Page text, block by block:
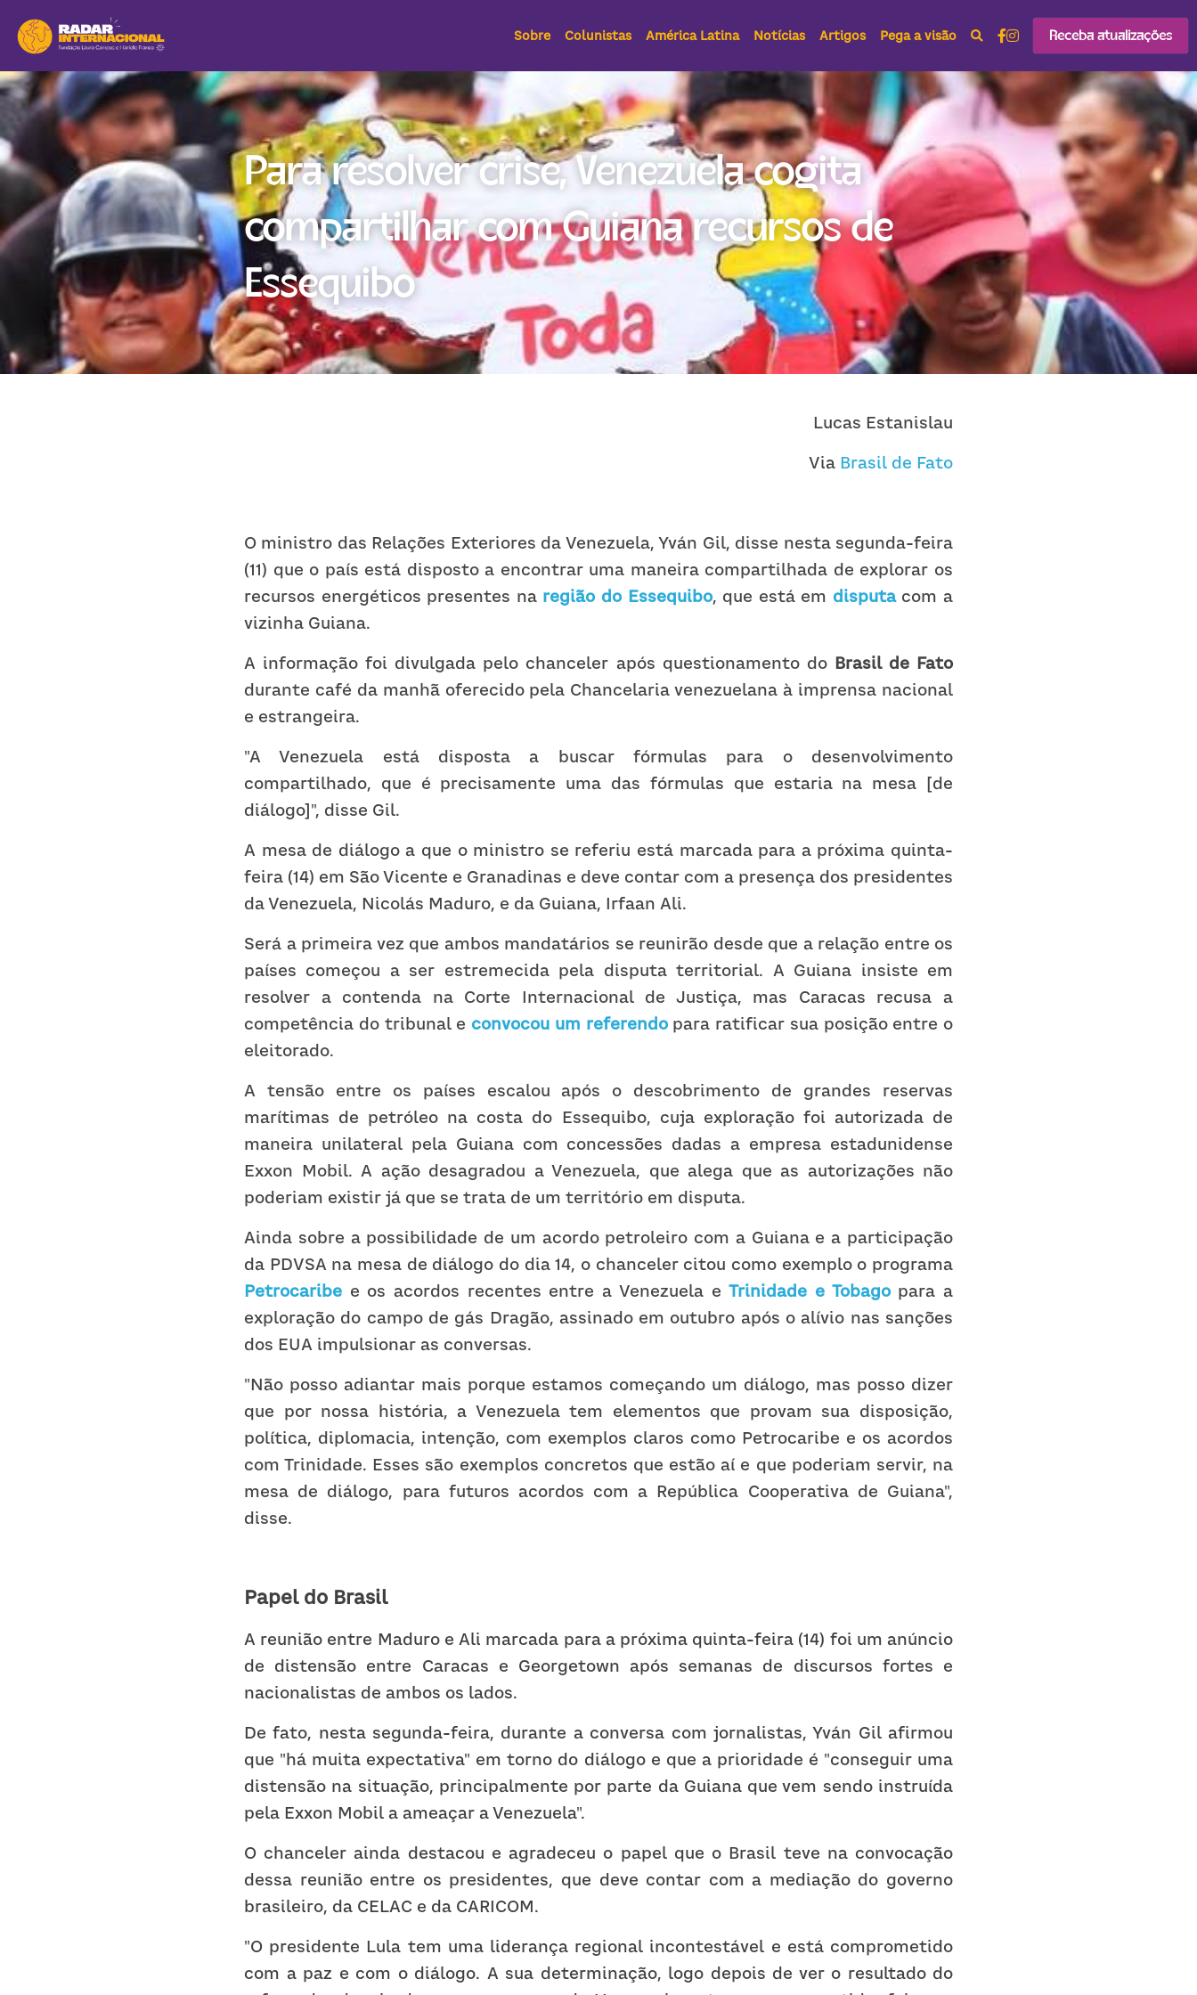
Sobre Colunistas América Latina Notícias Artigos Pega a visão Receba atualizações
Para resolver crise, Venezuela cogita
compartilhar com Guiana recursos de
Essequibo
Lucas Estanislau
Via Brasil de Fato
O ministro das Relações Exteriores da Venezuela, Yván Gil, disse nesta segunda-feira
(11) que o país está disposto a encontrar uma maneira compartilhada de explorar os
recursos energéticos presentes na região do Essequibo, que está em disputa com a
vizinha Guiana.
A informação foi divulgada pelo chanceler após questionamento do Brasil de Fato
durante café da manhã oferecido pela Chancelaria venezuelana à imprensa nacional
e estrangeira.
"A Venezuela está disposta a buscar fórmulas para o desenvolvimento
compartilhado, que é precisamente uma das fórmulas que estaria na mesa [de
diálogo]", disse Gil.
A mesa de diálogo a que o ministro se referiu está marcada para a próxima quinta-
feira (14) em São Vicente e Granadinas e deve contar com a presença dos presidentes
da Venezuela, Nicolás Maduro, e da Guiana, Irfaan Ali.
Será a primeira vez que ambos mandatários se reunirão desde que a relação entre os
países começou a ser estremecida pela disputa territorial. A Guiana insiste em
resolver a contenda na Corte Internacional de Justiça, mas Caracas recusa a
competência do tribunal e convocou um referendo para ratificar sua posição entre o
eleitorado.
A tensão entre os países escalou após o descobrimento de grandes reservas
marítimas de petróleo na costa do Essequibo, cuja exploração foi autorizada de
maneira unilateral pela Guiana com concessões dadas a empresa estadunidense
Exxon Mobil. A ação desagradou a Venezuela, que alega que as autorizações não
poderiam existir já que se trata de um território em disputa.
Ainda sobre a possibilidade de um acordo petroleiro com a Guiana e a participação
Petrocaribe e os acordos recentes entre a Venezuela e Trinidade e Tobago para a
exploração do campo de gás Dragão, assinado em outubro após o alívio nas sanções
dos EUA impulsionar as conversas.
"Não posso adiantar mais porque estamos começando um diálogo, mas posso dizer
que por nossa história, a Venezuela tem elementos que provam sua disposição,
política, diplomacia, intenção, com exemplos claros como Petrocaribe e os acordos
com Trinidade. Esses são exemplos concretos que estão aí e que poderiam servir, na
mesa de diálogo, para futuros acordos com a República Cooperativa de Guiana",
disse.
Papel do Brasil
A reunião entre Maduro e Ali marcada para a próxima quinta-feira (14) foi um anúncio
de distensão entre Caracas e Georgetown após semanas de discursos fortes e
nacionalistas de ambos os lados.
De fato, nesta segunda-feira, durante a conversa com jornalistas, Yván Gil afirmou
que "há muita expectativa" em torno do diálogo e que a prioridade é "conseguir uma
distensão na situação, principalmente por parte da Guiana que vem sendo instruída
pela Exxon Mobil a ameaçar a Venezuela".
O chanceler ainda destacou e agradeceu o papel que o Brasil teve na convocação
dessa reunião entre os presidentes, que deve contar com a mediação do governo
brasileiro, da CELAC e da CARICOM.
"O presidente Lula tem uma liderança regional incontestável e está comprometido
com a paz e com o diálogo. A sua determinação, logo depois de ver o resultado do